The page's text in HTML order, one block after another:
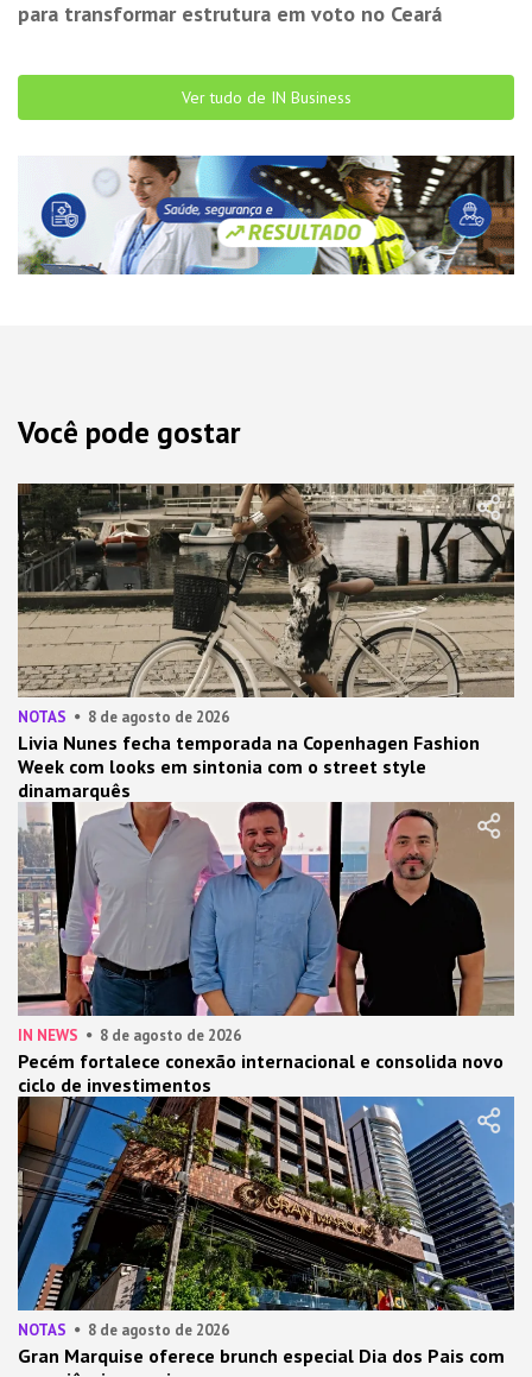
para transformar estrutura em voto no Ceará
Ver tudo de IN Business
Você pode gostar
NOTAS 8 de agosto de 2026
Livia Nunes fecha temporada na Copenhagen Fashion
Week com looks em sintonia com o street style
dinamarquês
IN NEWS 8 de agosto de 2026
Pecém fortalece conexão internacional e consolida novo
ciclo de investimentos
NOTAS 8 de agosto de 2026
Gran Marquise oferece brunch especial Dia dos Pais com